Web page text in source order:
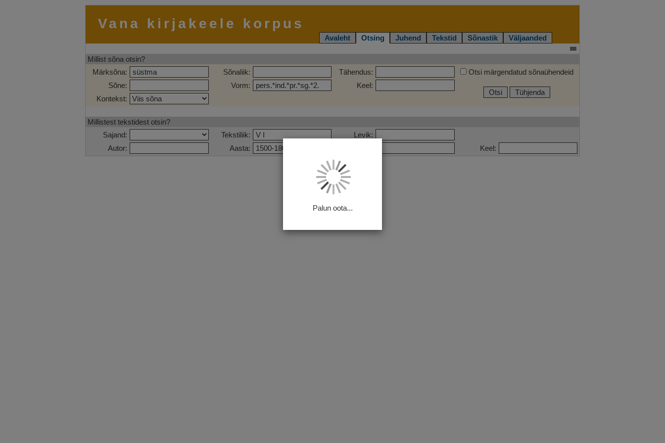
Vana kirjakeele korpus
Avaleht Otsing Juhend Tekstid Sõnastik Väljaanded
Millist sõna otsin?
Märksõna:
Sõnaliik:
Tähendus:
Sõne:
Vorm:
Keel:
Kontekst:
Otsi märgendatud sõnaühendeid
Otsi Tühjenda
Millistest tekstidest otsin?
Sajand:
Tekstiliik:
Levik:
Autor:
Aasta: Keel:
Palun oota...